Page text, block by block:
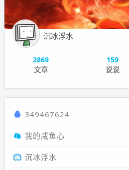
沉冰浮水
2869
文章
159
说说
349467624
我的咸鱼心
沉冰浮水